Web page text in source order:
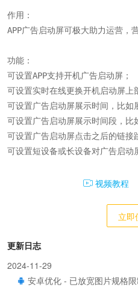
作用：
APP广告启动屏可极大助力运营，
功能：
可设置APP支持开机广告启动屏；
可设置实时在线更换开机启动屏上
可设置广告启动屏展示时间，比如
可设置广告启动屏展示时间段，比
可设置广告启动屏点击之后的链接
可设置短设备或长设备对广告启动
视频教程
立即
更新日志
2024-11-29
安卓优化 - 已放宽图片规格限